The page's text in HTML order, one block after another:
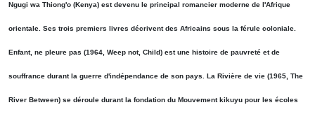
Ngugi wa Thiong'o (Kenya) est devenu le principal romancier moderne de l'Afrique
orientale. Ses trois premiers livres décrivent des Africains sous la férule coloniale.
Enfant, ne pleure pas (1964, Weep not, Child) est une histoire de pauvreté et de
souffrance durant la guerre d'indépendance de son pays. La Rivière de vie (1965, The
River Between) se déroule durant la fondation du Mouvement kikuyu pour les écoles